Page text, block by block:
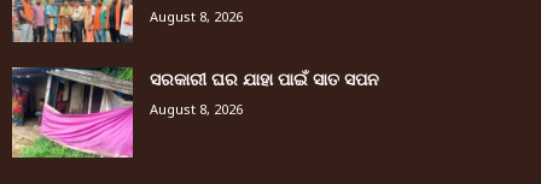
August 8, 2026
ସରକାରୀ ଘର ଯାହା ପାଇଁ ସାତ ସପନ
August 8, 2026